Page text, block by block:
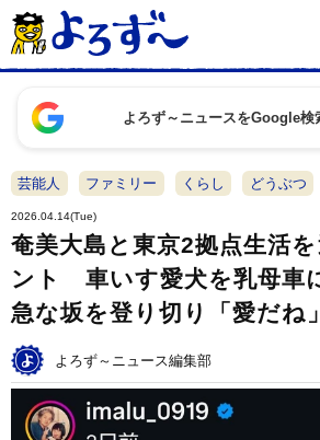
よろず～ニュースをGoogle検
芸能人 ファミリー くらし どうぶつ
2026.04.14(Tue)
奄美大島と東京2拠点生活
ント 車いす愛犬を乳母車
急な坂を登り切り「愛だね
よろず～ニュース編集部